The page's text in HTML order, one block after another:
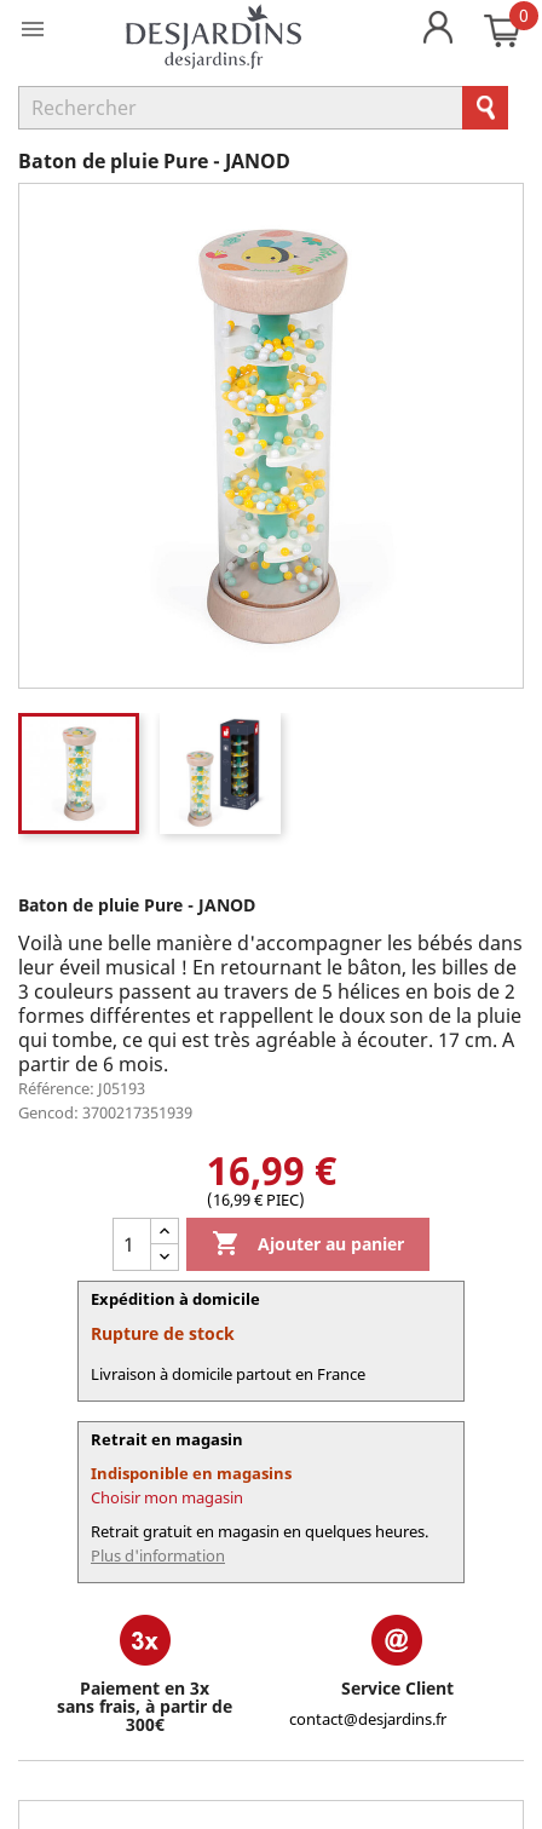
 0
Baton de pluie Pure - JANOD
Baton de pluie Pure - JANOD
Voilà une belle manière d'accompagner les bébés dans
leur éveil musical ! En retournant le bâton, les billes de
3 couleurs passent au travers de 5 hélices en bois de 2
formes différentes et rappellent le doux son de la pluie
qui tombe, ce qui est très agréable à écouter. 17 cm. A
partir de 6 mois.
Référence: J05193
Gencod: 3700217351939
16,99 €
(16,99 € PIEC)
 Ajouter au panier
Expédition à domicile
Rupture de stock
Livraison à domicile partout en France
Retrait en magasin
Indisponible en magasins
Choisir mon magasin
Retrait gratuit en magasin en quelques heures.
Plus d'information
Paiement en 3x
sans frais, à partir de
300€
Service Client
contact@desjardins.fr